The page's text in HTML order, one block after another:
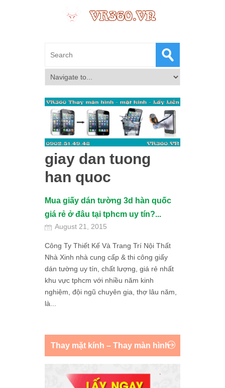
giay dan tuong
han quoc
Mua giấy dán tường 3d hàn quốc
giá rẻ ở đâu tại tphcm uy tín?...
August 21, 2015
Công Ty Thiết Kế Và Trang Trí Nội Thất
Nhà Xinh nhà cung cấp & thi công giấy
dán tường uy tín, chất lượng, giá rẻ nhất
khu vực tphcm với nhiều năm kinh
nghiệm, đội ngũ chuyên gia, thợ lâu năm,
là...
Thay mặt kính – Thay màn hình